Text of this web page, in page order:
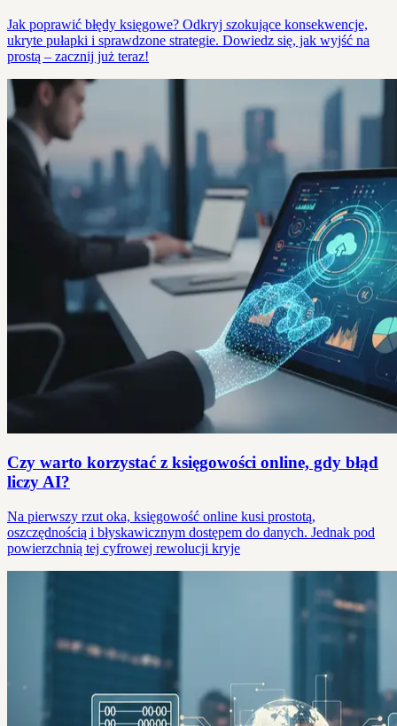
Jak poprawić błędy księgowe? Odkryj szokujące konsekwencje,
ukryte pułapki i sprawdzone strategie. Dowiedz się, jak wyjść na
prostą – zacznij już teraz!
Czy warto korzystać z księgowości online, gdy błąd
liczy AI?
Na pierwszy rzut oka, księgowość online kusi prostotą,
oszczędnością i błyskawicznym dostępem do danych. Jednak pod
powierzchnią tej cyfrowej rewolucji kryje